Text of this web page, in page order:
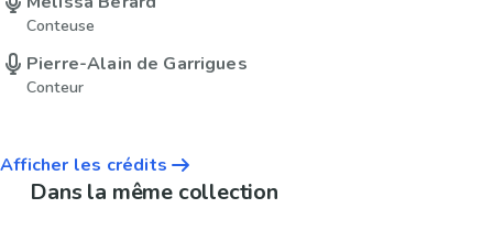
Conteuse
Pierre-Alain de Garrigues
Conteur
Afficher les crédits
Dans la même collection